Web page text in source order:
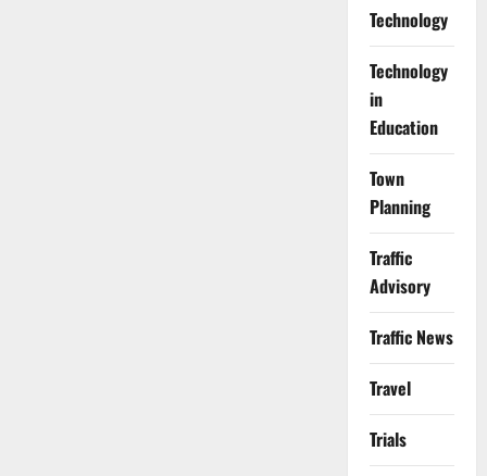
Technology
Technology
in
Education
Town
Planning
Traffic
Advisory
Traffic News
Travel
Trials